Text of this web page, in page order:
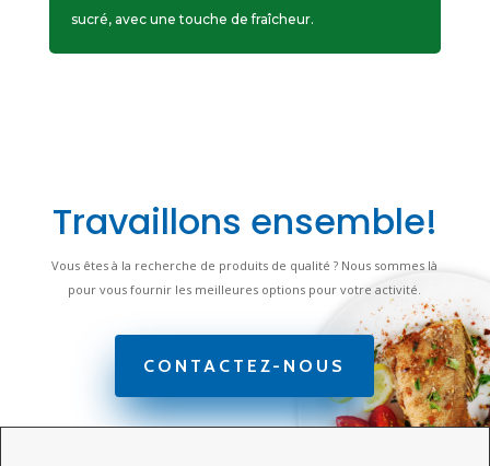
sucré, avec une touche de fraîcheur.
Travaillons ensemble!
Vous êtes à la recherche de produits de qualité ? Nous sommes là
pour vous fournir les meilleures options pour votre activité.
CONTACTEZ-NOUS